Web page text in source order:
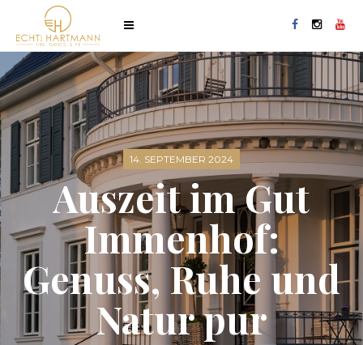
14. SEPTEMBER 2024
Auszeit im Gut
Immenhof:
Genuss, Ruhe und
Natur pur